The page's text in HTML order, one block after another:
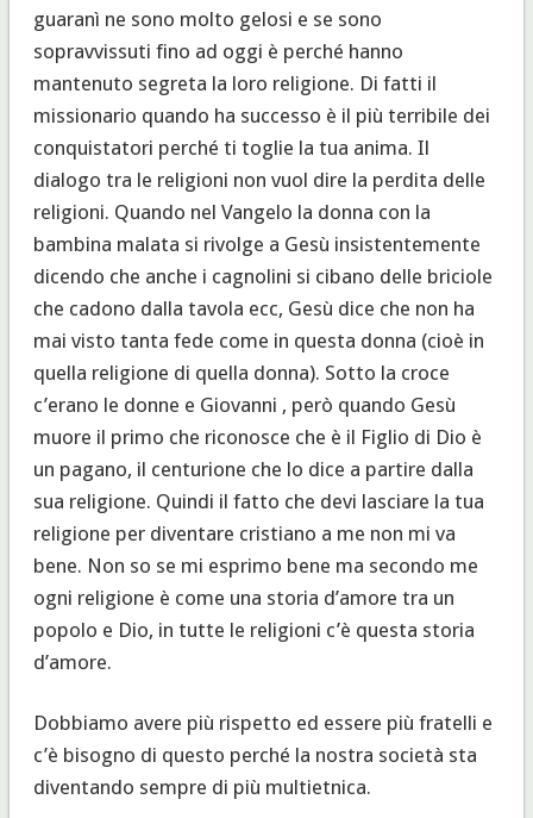
guaranì ne sono molto gelosi e se sono
sopravvissuti fino ad oggi è perché hanno
mantenuto segreta la loro religione. Di fatti il
missionario quando ha successo è il più terribile dei
conquistatori perché ti toglie la tua anima. Il
dialogo tra le religioni non vuol dire la perdita delle
religioni. Quando nel Vangelo la donna con la
bambina malata si rivolge a Gesù insistentemente
dicendo che anche i cagnolini si cibano delle briciole
che cadono dalla tavola ecc, Gesù dice che non ha
mai visto tanta fede come in questa donna (cioè in
quella religione di quella donna). Sotto la croce
c’erano le donne e Giovanni , però quando Gesù
muore il primo che riconosce che è il Figlio di Dio è
un pagano, il centurione che lo dice a partire dalla
sua religione. Quindi il fatto che devi lasciare la tua
religione per diventare cristiano a me non mi va
bene. Non so se mi esprimo bene ma secondo me
ogni religione è come una storia d’amore tra un
popolo e Dio, in tutte le religioni c’è questa storia
d’amore.
Dobbiamo avere più rispetto ed essere più fratelli e
c’è bisogno di questo perché la nostra società sta
diventando sempre di più multietnica.